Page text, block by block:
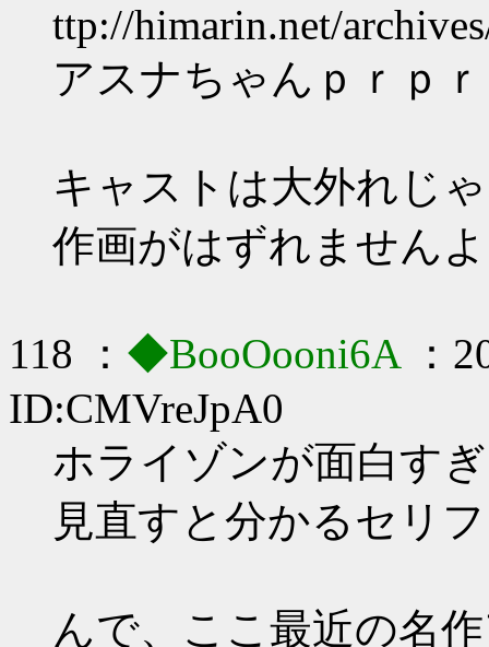
ttp://himarin.net/
アスナちゃんｐｒｐ
キャストは大外れじ
作画がはずれません
118 ： ◆BooOooni6A
：
ID:CMVreJpA0
ホライゾンが面白す
見直すと分かるセリ
んで、ここ最近の名